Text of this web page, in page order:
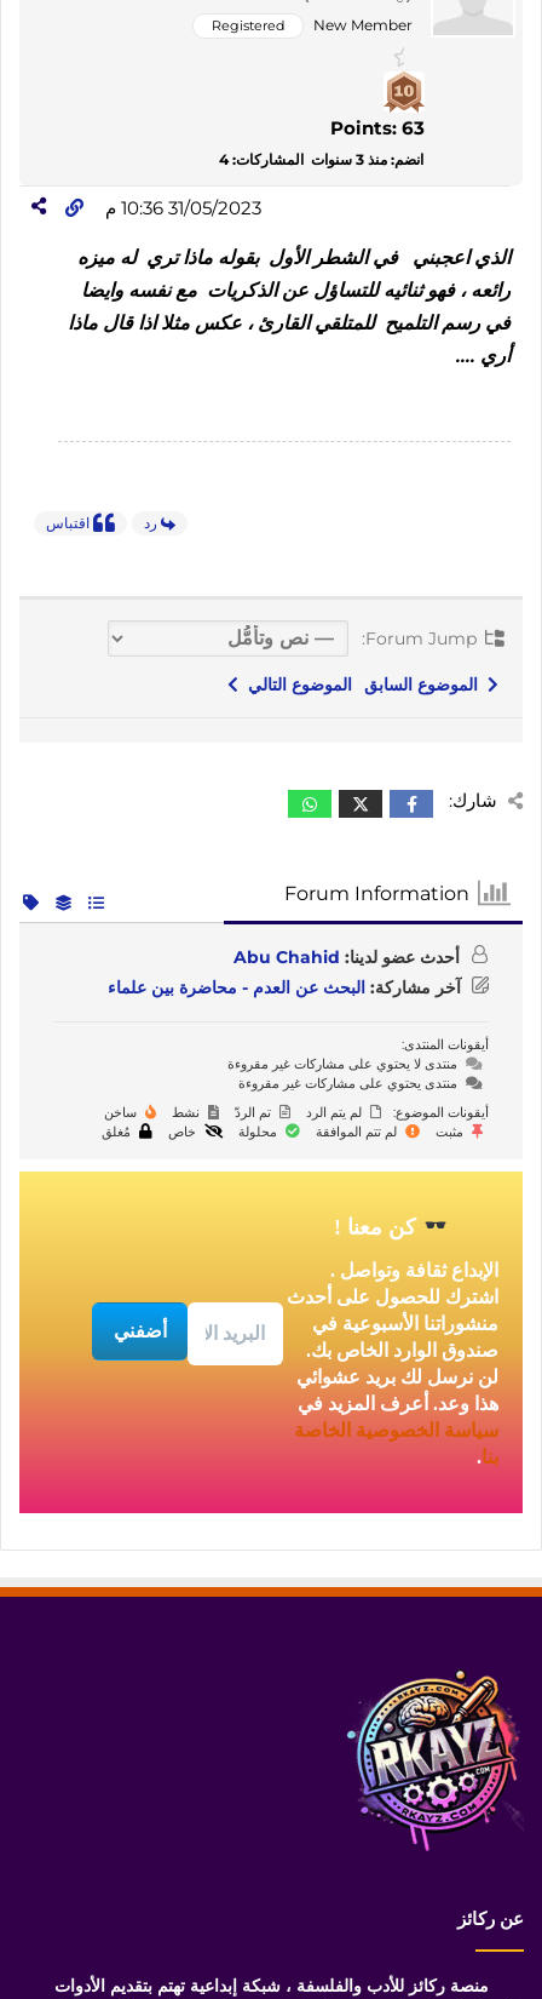
New Member
Registered
Points: 63
انضم: منذ 3 سنوات المشاركات: 4
31/05/2023 10:36 م
الذي اعجبني في الشطر الأول بقوله ماذا تري له ميزه
رائعه ، فهو ثنائيه للتساؤل عن الذكريات مع نفسه وايضا
في رسم التلميح للمتلقي القارئ ، عكس مثلا اذا قال ماذا
أري ....
رد اقتباس
الموضوع السابق الموضوع التالي
شارك:
Forum Information
أحدث عضو لدينا: Abu Chahid
آخر مشاركة: البحث عن العدم - محاضرة بين علماء
أيقونات المنتدى:
منتدى لا يحتوي على مشاركات غير مقروءة
منتدى يحتوي على مشاركات غير مقروءة
أيقونات الموضوع:
لم يتم الرد تم الردّ نشط
ساخن
مثبت
لم تتم الموافقة محلولة خاص مُغلق
كن معنا !
الإبداع ثقافة وتواصل .
اشترك للحصول على أحدث
منشوراتنا الأسبوعية في
صندوق الوارد الخاص بك.
لن نرسل لك بريد عشوائي
هذا وعد. أعرف المزيد في
سياسة الخصوصية الخاصة
بنا.
عن ركائز
منصة ركائز للأدب والفلسفة ، شبكة إبداعية تهتم بتقديم الأدوات